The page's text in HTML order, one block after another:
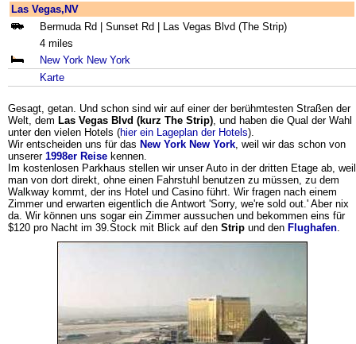
Las Vegas,NV
Bermuda Rd | Sunset Rd | Las Vegas Blvd (The Strip)
4 miles
New York New York
Karte
Gesagt, getan. Und schon sind wir auf einer der berühmtesten Straßen der
Welt, dem Las Vegas Blvd (kurz The Strip) , und haben die Qual der Wahl
unter den vielen Hotels (hier ein Lageplan der Hotels).
Wir entscheiden uns für das New York New York , weil wir das schon von
unserer 1998er Reise kennen.
Im kostenlosen Parkhaus stellen wir unser Auto in der dritten Etage ab, weil
man von dort direkt, ohne einen Fahrstuhl benutzen zu müssen, zu dem
Walkway kommt, der ins Hotel und Casino führt. Wir fragen nach einem
Zimmer und erwarten eigentlich die Antwort 'Sorry, we're sold out.' Aber nix
da. Wir können uns sogar ein Zimmer aussuchen und bekommen eins für
$120 pro Nacht im 39.Stock mit Blick auf den Strip und den Flughafen